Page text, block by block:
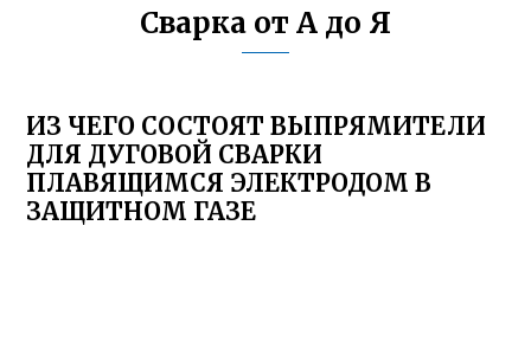
Сварка от А до Я
ИЗ ЧЕГО СОСТОЯТ ВЫПРЯМИТЕЛИ
ДЛЯ ДУГОВОЙ СВАРКИ
ПЛАВЯЩИМСЯ ЭЛЕКТРОДОМ В
ЗАЩИТНОМ ГАЗЕ